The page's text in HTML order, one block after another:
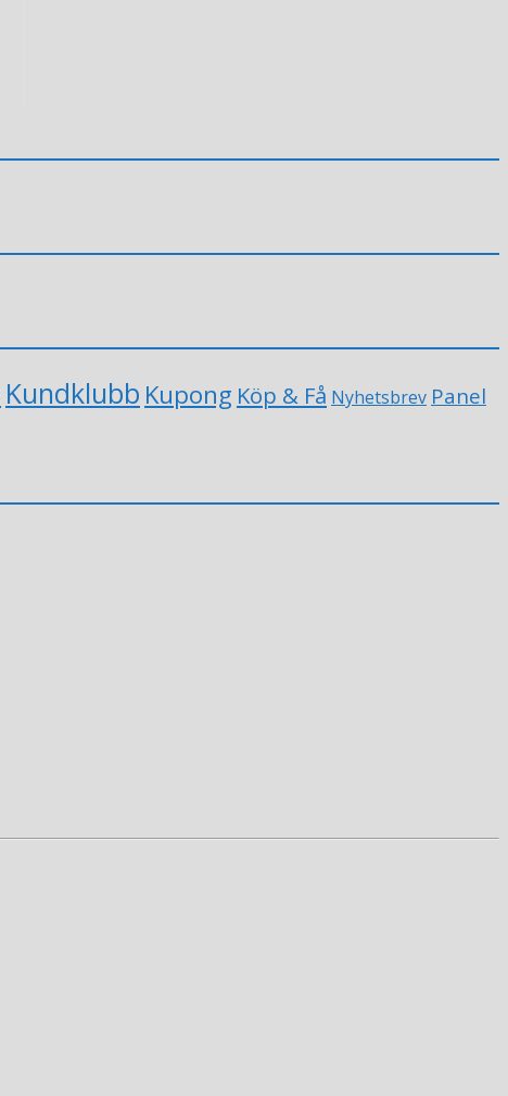
Kundklubb Kupong Köp & Få Nyhetsbrev Panel